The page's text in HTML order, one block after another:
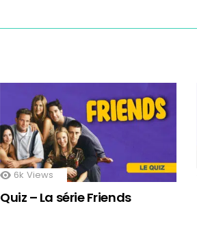
6k Views
Quiz – La série Friends